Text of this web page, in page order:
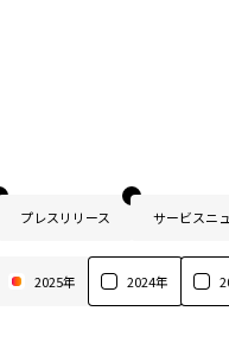
プレスリリース サービスニ
2025年 2024年